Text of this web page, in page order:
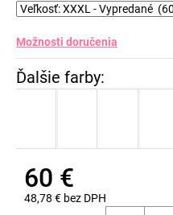
Možnosti doručenia
60 €
48,78 € bez DPH